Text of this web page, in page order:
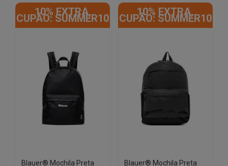
by
latest
10% EXTRA,
CUPÃO: SUMMER10
Blauer® Mochila Preta
10% EXTRA,
CUPÃO: SUMMER10
Blauer® Mochila Preta